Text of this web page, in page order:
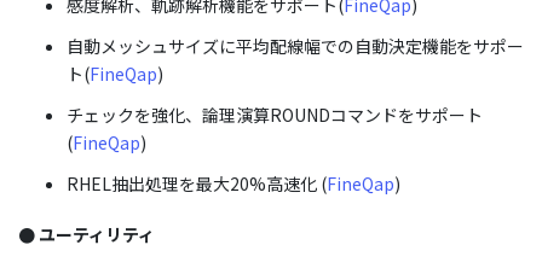
自動メッシュサイズに平均配線幅での自動決定機能をサポー
ト(FineQap)
チェックを強化、論理演算ROUNDコマンドをサポート
(FineQap)
RHEL抽出処理を最大20%高速化 (FineQap)
● ユーティリティ